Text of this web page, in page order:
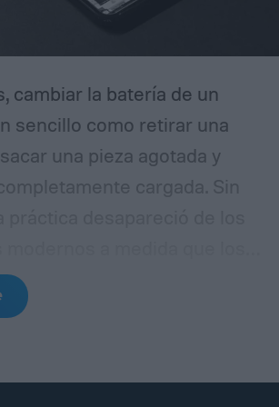
cambiar la batería de un
sencillo como retirar una
una pieza agotada y
cargada. Sin
por diseños más
de vidrio y metal,